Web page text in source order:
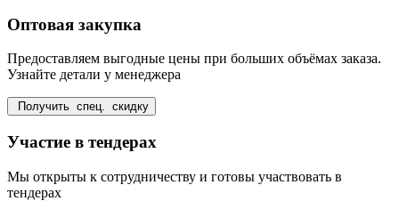
Оптовая закупка
Предоставляем выгодные цены при больших объёмах заказа.
Узнайте детали у менеджера
Получить спец. скидку
Участие в тендерах
Мы открыты к сотрудничеству и готовы участвовать в
тендерах